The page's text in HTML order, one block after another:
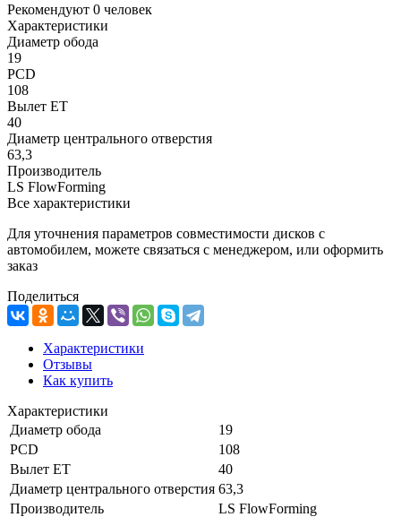
Рекомендуют 0 человек
Характеристики
Диаметр обода
19
PCD
108
Вылет ET
40
Диаметр центрального отверстия
63,3
Производитель
LS FlowForming
Все характеристики
Для уточнения параметров совместимости дисков с
автомобилем, можете связаться с менеджером, или оформить
заказ
Поделиться
Характеристики
Отзывы
Как купить
Характеристики
Диаметр обода
19
PCD
108
Вылет ET
40
Диаметр центрального отверстия 63,3
Производитель
LS FlowForming